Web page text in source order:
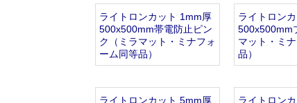
オンラインショップ
ライトロンカット 1mm厚
500x500mm帯電防止ピン
ク（ミラマット・ミナフォ
ーム同等品）
ライトロン
500x500mm
マット・ミ
品）
ライトロンカット 5mm厚
ライトロン